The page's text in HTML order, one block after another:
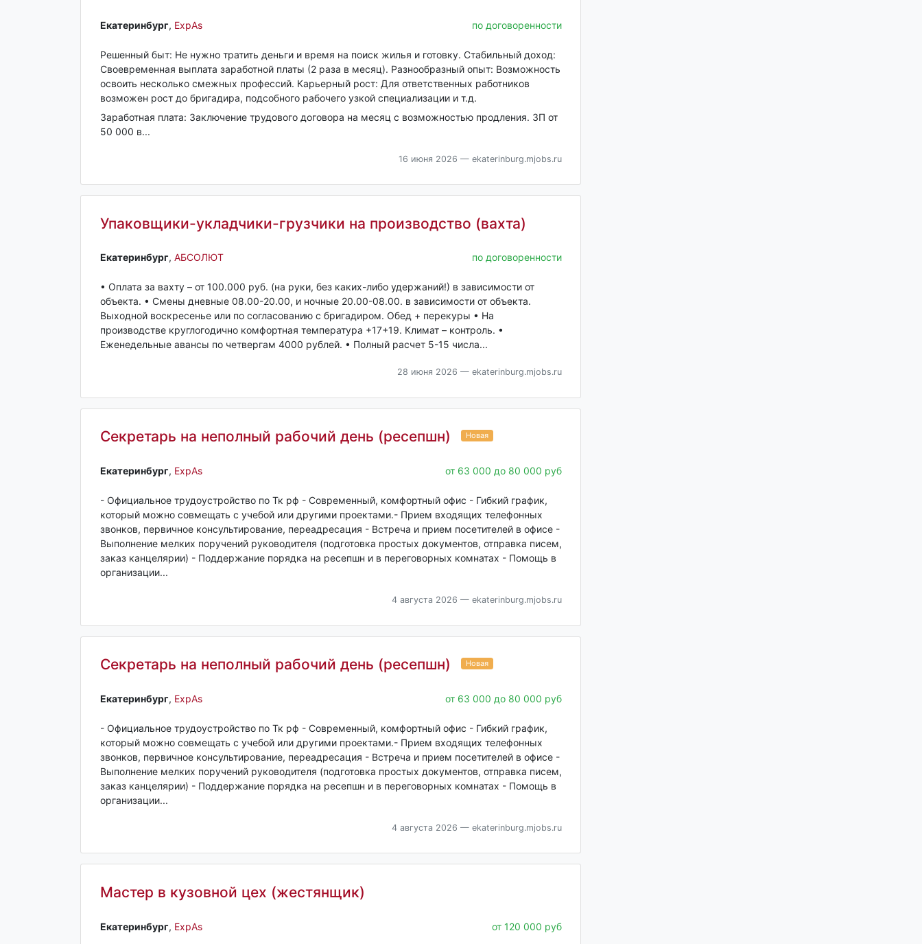
Екатеринбург‎, ExpAs по договоренности
Решенный быт: Не нужно тратить деньги и время на поиск жилья и готовку. Стабильный доход:
Своевременная выплата заработной платы (2 раза в месяц). Разнообразный опыт: Возможность
освоить несколько смежных профессий. Карьерный рост: Для ответственных работников
возможен рост до бригадира, подсобного рабочего узкой специализации и т.д.
Заработная плата: Заключение трудового договора на месяц с возможностью продления. ЗП от
50 000 в...
16 июня 2026 — ekaterinburg.mjobs.ru
Упаковщики-укладчики-грузчики на производство (вахта)
Екатеринбург‎, АБСОЛЮТ по договоренности
• Оплата за вахту – от 100.000 руб. (на руки, без каких-либо удержаний!) в зависимости от
объекта. • Смены дневные 08.00-20.00, и ночные 20.00-08.00. в зависимости от объекта.
Выходной воскресенье или по согласованию с бригадиром. Обед + перекуры • На
производстве круглогодично комфортная температура +17+19. Климат – контроль. •
Еженедельные авансы по четвергам 4000 рублей. • Полный расчет 5-15 числа...
28 июня 2026 — ekaterinburg.mjobs.ru
Секретарь на неполный рабочий день (ресепшн) Новая
Екатеринбург‎, ExpAs от 63 000 до 80 000 руб
- Официальное трудоустройство по Тк рф - Современный, комфортный офис - Гибкий график,
который можно совмещать с учебой или другими проектами.- Прием входящих телефонных
звонков, первичное консультирование, переадресация - Встреча и прием посетителей в офисе -
Выполнение мелких поручений руководителя (подготовка простых документов, отправка писем,
заказ канцелярии) - Поддержание порядка на ресепшн и в переговорных комнатах - Помощь в
организации...
4 августа 2026 — ekaterinburg.mjobs.ru
Секретарь на неполный рабочий день (ресепшн) Новая
Екатеринбург‎, ExpAs от 63 000 до 80 000 руб
- Официальное трудоустройство по Тк рф - Современный, комфортный офис - Гибкий график,
который можно совмещать с учебой или другими проектами.- Прием входящих телефонных
звонков, первичное консультирование, переадресация - Встреча и прием посетителей в офисе -
Выполнение мелких поручений руководителя (подготовка простых документов, отправка писем,
заказ канцелярии) - Поддержание порядка на ресепшн и в переговорных комнатах - Помощь в
организации...
4 августа 2026 — ekaterinburg.mjobs.ru
Мастер в кузовной цех (жестянщик)
Екатеринбург‎, ExpAs от 120 000 руб